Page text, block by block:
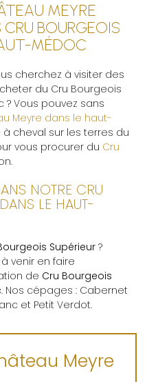
MEYRE
BOURGEOIS
MÉDOC
cherchez à visiter des
du Cru Bourgeois
Vous pouvez sans
Meyre dans le haut-
cheval sur les terres du
vous procurer du Cru
NOTRE CRU
LE HAUT-
Supérieur?
venir en faire
de Cru Bourgeois
. Nos cépages : Cabernet
et Petit Verdot.
Meyre